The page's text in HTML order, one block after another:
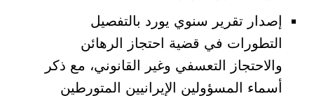
إصدار تقرير سنوي يورد بالتفصيل
التطورات في قضية احتجاز الرهائن
والاحتجاز التعسفي وغير القانوني، مع ذكر
أسماء المسؤولين الإيرانيين المتورطين